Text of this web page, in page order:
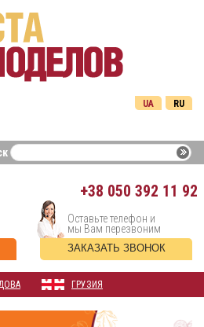
RU
UA
+38 050 392 11 92
Оставьте телефон и
мы Вам перезвоним
ЗАКАЗАТЬ ЗВОНОК
ГРУЗИЯ